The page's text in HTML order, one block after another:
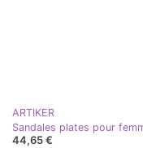
ARTIKER
44,65 €